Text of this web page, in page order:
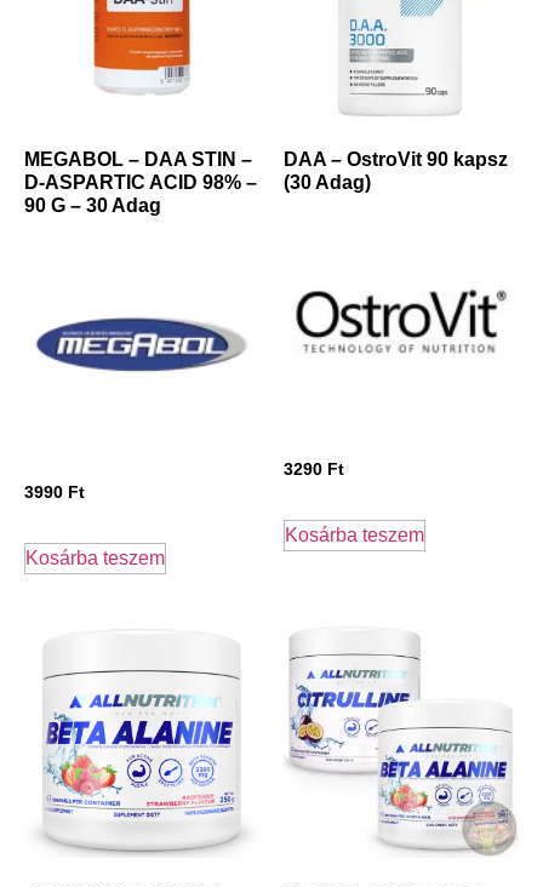
MEGABOL – DAA STIN –
D-ASPARTIC ACID 98% –
90 G – 30 Adag
3990 Ft
Kosárba teszem
DAA – OstroVit 90 kapsz
(30 Adag)
3290 Ft
Kosárba teszem